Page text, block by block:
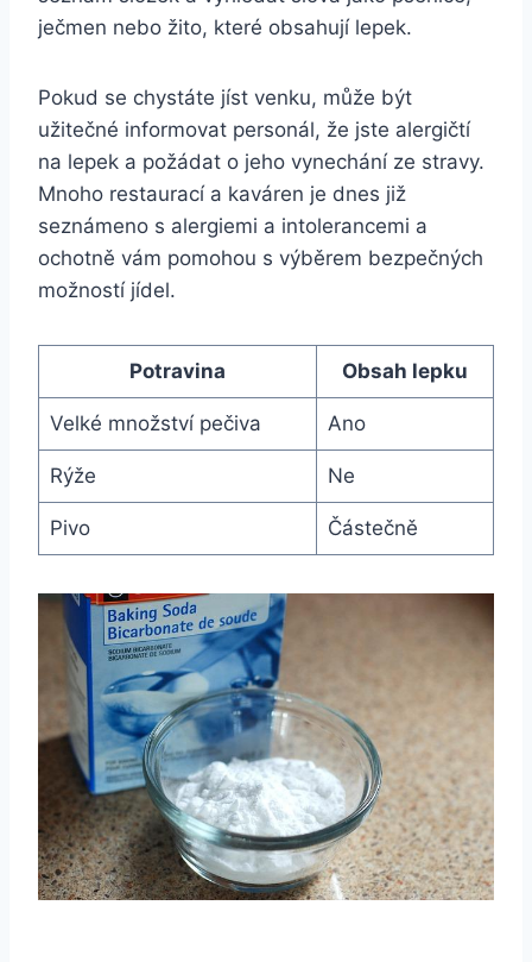
ječmen nebo žito, které obsahují lepek.
Pokud se chystáte jíst venku, může být
užitečné informovat personál, že jste alergičtí
na lepek a požádat o jeho vynechání ze stravy.
Mnoho restaurací a kaváren je dnes již
seznámeno s alergiemi a intolerancemi a
ochotně vám pomohou s výběrem bezpečných
možností jídel.
Potravina Obsah lepku
Velké množství pečiva Ano
Rýže Ne
Pivo Částečně